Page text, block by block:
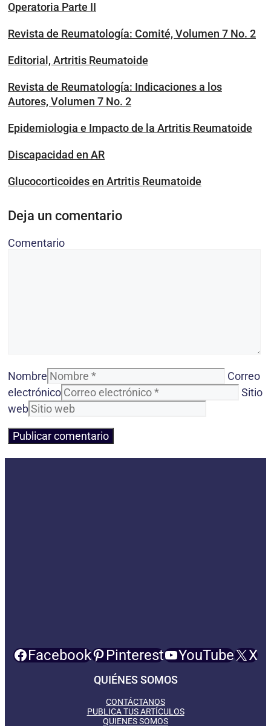
Operatoria Parte II
Revista de Reumatología: Comité, Volumen 7 No. 2
Editorial, Artritis Reumatoide
Revista de Reumatología: Indicaciones a los
Autores, Volumen 7 No. 2
Epidemiologia e Impacto de la Artritis Reumatoide
Discapacidad en AR
Glucocorticoides en Artritis Reumatoide
Deja un comentario
Comentario
Nombre
Correo
electrónico
Sitio
web
Facebook Pinterest YouTube X
QUIÉNES SOMOS
CONTÁCTANOS
PUBLICA TUS ARTÍCULOS
QUIENES SOMOS